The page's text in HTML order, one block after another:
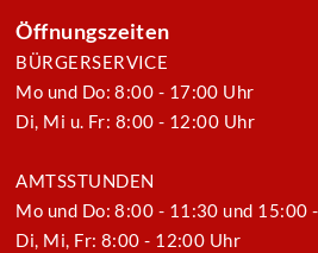
Öffnungszeiten
BÜRGERSERVICE
Mo und Do: 8:00 - 17:00 Uhr
Di, Mi u. Fr: 8:00 - 12:00 Uhr
AMTSSTUNDEN
Mo und Do: 8:00 - 11:30 und 15:00
Di, Mi, Fr: 8:00 - 12:00 Uhr